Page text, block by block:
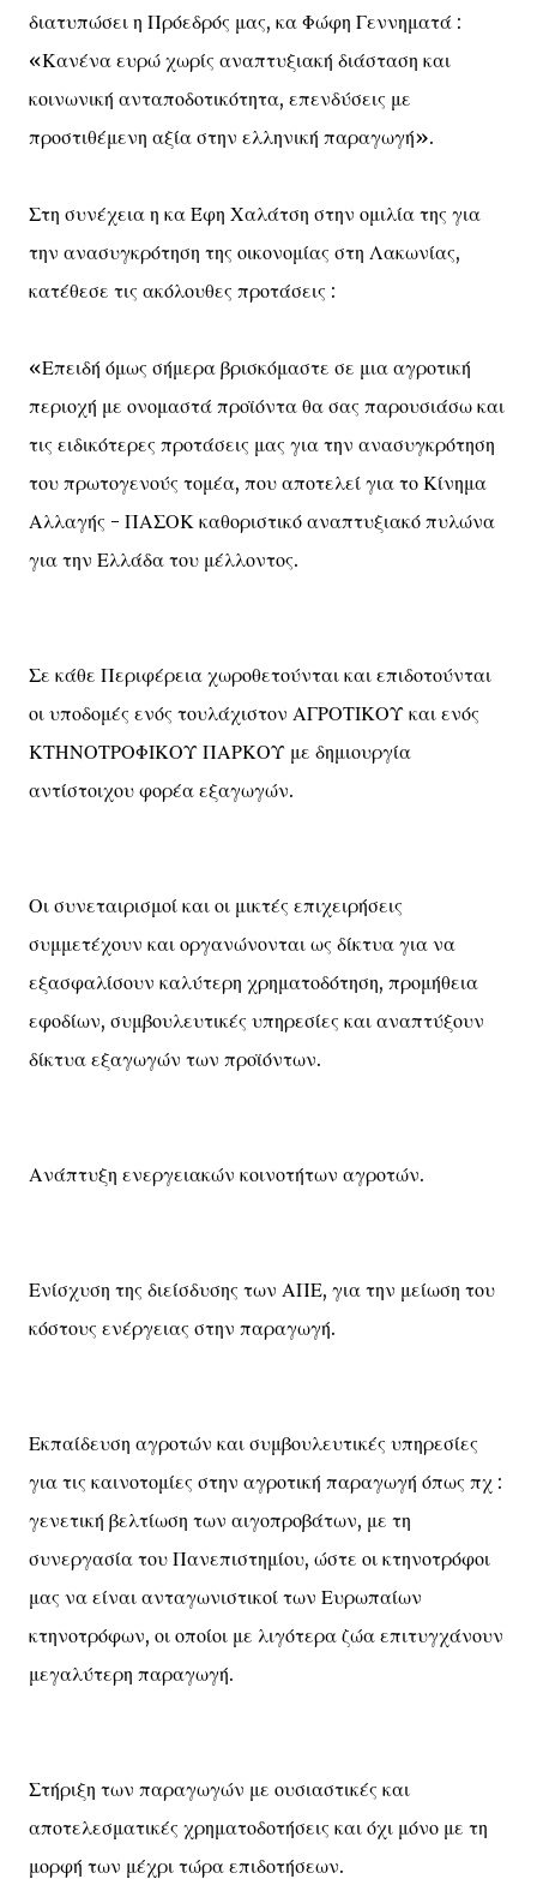
διατυπώσει η Πρόεδρός μας, κα Φώφη Γεννηματά :
«Κανένα ευρώ χωρίς αναπτυξιακή διάσταση και
κοινωνική ανταποδοτικότητα, επενδύσεις με
προστιθέμενη αξία στην ελληνική παραγωγή».
Στη συνέχεια η κα Έφη Χαλάτση στην ομιλία της για
την ανασυγκρότηση της οικονομίας στη Λακωνίας,
κατέθεσε τις ακόλουθες προτάσεις :
«Επειδή όμως σήμερα βρισκόμαστε σε μια αγροτική
περιοχή με ονομαστά προϊόντα θα σας παρουσιάσω και
τις ειδικότερες προτάσεις μας για την ανασυγκρότηση
του πρωτογενούς τομέα, που αποτελεί για το Κίνημα
Αλλαγής - ΠΑΣΟΚ καθοριστικό αναπτυξιακό πυλώνα
για την Ελλάδα του μέλλοντος.
Σε κάθε Περιφέρεια χωροθετούνται και επιδοτούνται
οι υποδομές ενός τουλάχιστον ΑΓΡΟΤΙΚΟΥ και ενός
ΚΤΗΝΟΤΡΟΦΙΚΟΥ ΠΑΡΚΟΥ με δημιουργία
αντίστοιχου φορέα εξαγωγών.
Οι συνεταιρισμοί και οι μικτές επιχειρήσεις
συμμετέχουν και οργανώνονται ως δίκτυα για να
εξασφαλίσουν καλύτερη χρηματοδότηση, προμήθεια
εφοδίων, συμβουλευτικές υπηρεσίες και αναπτύξουν
δίκτυα εξαγωγών των προϊόντων.
Ανάπτυξη ενεργειακών κοινοτήτων αγροτών.
Ενίσχυση της διείσδυσης των ΑΠΕ, για την μείωση του
κόστους ενέργειας στην παραγωγή.
Εκπαίδευση αγροτών και συμβουλευτικές υπηρεσίες
για τις καινοτομίες στην αγροτική παραγωγή όπως πχ :
γενετική βελτίωση των αιγοπροβάτων, με τη
συνεργασία του Πανεπιστημίου, ώστε οι κτηνοτρόφοι
μας να είναι ανταγωνιστικοί των Ευρωπαίων
κτηνοτρόφων, οι οποίοι με λιγότερα ζώα επιτυγχάνουν
μεγαλύτερη παραγωγή.
Στήριξη των παραγωγών με ουσιαστικές και
αποτελεσματικές χρηματοδοτήσεις και όχι μόνο με τη
μορφή των μέχρι τώρα επιδοτήσεων.